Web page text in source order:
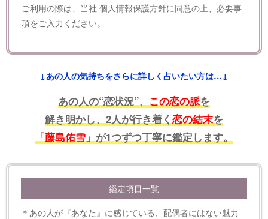
ご利用の際は、当社個人情報保護方針に同意の上、必要事
項をご入力ください。
↓あの人の気持ちをさらに詳しく占いたい方は…↓
あの人の“恋状況”、 この恋の脈を
解き明かし、2人が行き着く 恋の結末を
「藤島佑雪」 が1つずつ丁寧に鑑定します。
鑑定項目一覧
＊あの人が『あなた』に感じている、配偶者にはない魅力